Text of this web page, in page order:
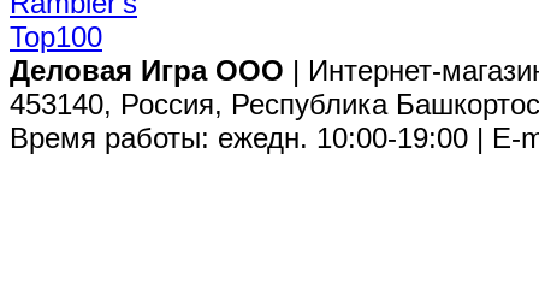
Деловая Игра ООО | Интернет-
453140, Россия, Республика
Время работы: ежедн. 10:00-19:00 | E-